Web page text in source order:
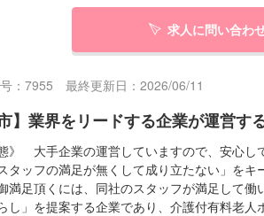
求人に問い合わ
：7955 最終更新日：2026/06/11
】業界をリードする企業が運営
》 大手企業の運営していますので、安心し
タッフの満足が無くして成り立たない」を
満足頂くには、同社のスタッフが満足して
し」を提案する企業であり、介護付有料老